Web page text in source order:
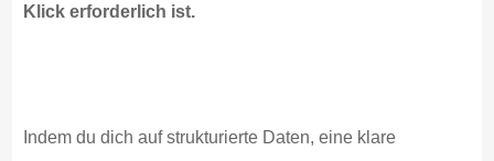
Klick erforderlich ist.
Indem du dich auf strukturierte Daten, eine klare